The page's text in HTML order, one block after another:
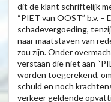
dit de klant schriftelijk
“PIET van OOST” b.v.
schadevergoeding,
naar maatstaven van
zou zijn. Onder
verstaan die niet aan
worden toegerekend,
schuld en noch
verkeer geldende